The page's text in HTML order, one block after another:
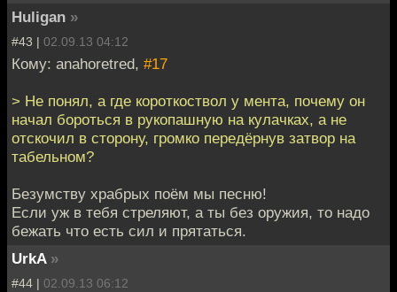
Huligan »
#43 | 02.09.13 04:12
Кому: anahoretred, #17
> Не понял, а где короткоствол у мента, почему он
начал бороться в рукопашную на кулачках, а не
отскочил в сторону, громко передёрнув затвор на
табельном?
Безумству храбрых поём мы песню!
Если уж в тебя стреляют, а ты без оружия, то надо
бежать что есть сил и прятаться.
UrkA »
#44 | 02.09.13 06:12